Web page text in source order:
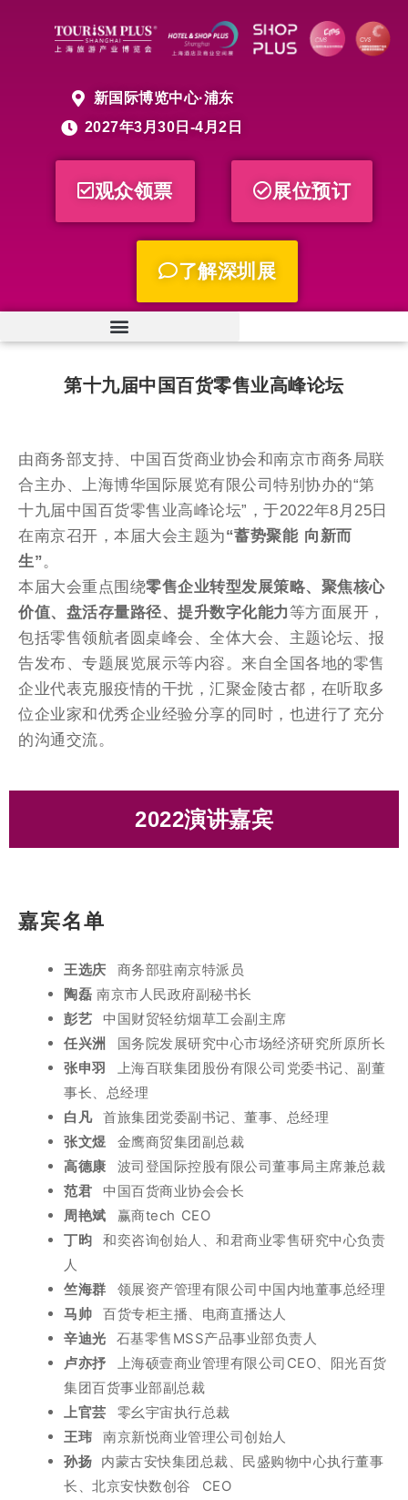
新国际博览中心·浦东
2027年3月30日-4月2日
观众领票 展位预订
了解深圳展
第十九届中国百货零售业高峰论坛
由商务部支持、中国百货商业协会和南京市商务局联
合主办、上海博华国际展览有限公司特别协办的“第
十九届中国百货零售业高峰论坛”，于2022年8月25日
在南京召开，本届大会主题为“蓄势聚能 向新而
生”。
本届大会重点围绕零售企业转型发展策略、聚焦核心
价值、盘活存量路径、提升数字化能力等方面展开，
包括零售领航者圆桌峰会、全体大会、主题论坛、报
告发布、专题展览展示等内容。来自全国各地的零售
企业代表克服疫情的干扰，汇聚金陵古都，在听取多
位企业家和优秀企业经验分享的同时，也进行了充分
的沟通交流。
2022演讲嘉宾
卢亦抒
孙扬
嘉宾名单
王选庆 商务部驻南京特派员
陶磊 南京市人民政府副秘书长
彭艺 中国财贸轻纺烟草工会副主席
任兴洲
国务院发展研究中心市场经济研究所原所长
张申羽 上海百联集团股份有限公司党委书记、副董
事长、总经理
白凡首旅集团党委副书记、董事、总经理
张文煜 金鹰商贸集团副总裁
高德康 波司登国际控股有限公司董事局主席兼总裁
范君 中国百货商业协会会长
周艳斌 赢商tech CEO
丁昀 和奕咨询创始⼈、和君商业零售研究中心负责
人
竺海群 领展资产管理有限公司中国内地董事总经理
马帅 百货专柜主播、电商直播达人
辛迪光
石基零售MSS产品事业部负责人
卢亦抒 上海硕壹商业管理有限公司CEO、阳光百货
集团百货事业部副总裁
上官芸 零幺宇宙执行总裁
王玮 南京新悦商业管理公司创始人
孙扬 内蒙古安快集团总裁、民盛购物中心执行董事
长、北京安快数创谷 CEO